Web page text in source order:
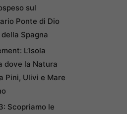
sul
Ponte di Dio
Spagna
L’Isola
dove la Natura
Pini, Ulivi e Mare
Scopriamo le